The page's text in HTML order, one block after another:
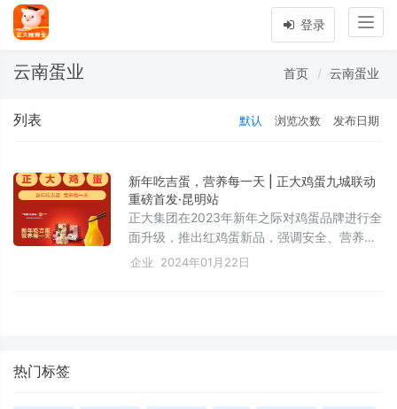
登录
云南蛋业 首页 云南蛋业
列表 默认 浏览次数 发布日期
新年吃吉蛋，营养每一天 | 正大鸡蛋九城联动
重磅首发·昆明站
正大集团在2023年新年之际对鸡蛋品牌进行全
面升级，推出红鸡蛋新品，强调安全、营养与
健康。与国际设计大师潘虎合作，将中国传统
企业 2024年01月22日
热门标签